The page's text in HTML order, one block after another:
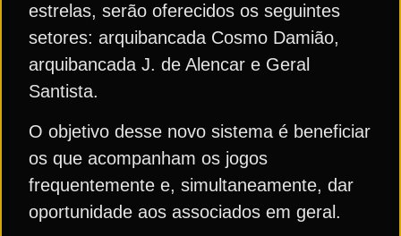
estrelas, serão oferecidos os seguintes
setores: arquibancada Cosmo Damião,
arquibancada J. de Alencar e Geral
Santista.
O objetivo desse novo sistema é beneficiar
os que acompanham os jogos
frequentemente e, simultaneamente, dar
oportunidade aos associados em geral.